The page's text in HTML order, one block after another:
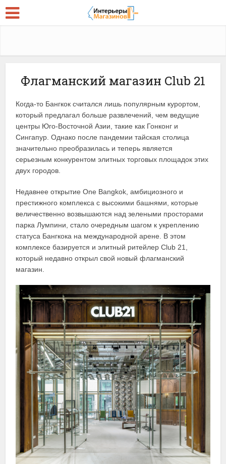
Флагманский магазин Club 21
Когда-то Бангкок считался лишь популярным курортом,
который предлагал больше развлечений, чем ведущие
центры Юго-Восточной Азии, такие как Гонконг и
Сингапур. Однако после пандемии тайская столица
значительно преобразилась и теперь является
серьезным конкурентом элитных торговых площадок этих
двух городов.
Недавнее открытие One Bangkok, амбициозного и
престижного комплекса с высокими башнями, которые
величественно возвышаются над зелеными просторами
парка Лумпини, стало очередным шагом к укреплению
статуса Бангкока на международной арене. В этом
комплексе базируется и элитный ритейлер Club 21,
который недавно открыл свой новый флагманский
магазин.